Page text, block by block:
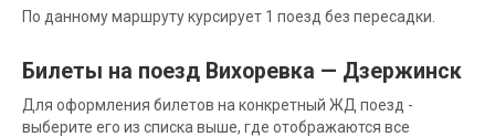
По данному маршруту курсирует 1 поезд без пересадки.
Билеты на поезд Вихоревка — Дзержинск
Для оформления билетов на конкретный ЖД поезд -
выберите его из списка выше, где отображаются все